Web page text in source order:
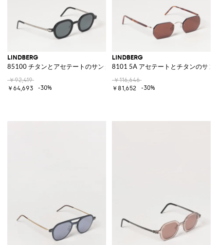
LINDBERG
85100 チタンとアセテートのサングラス
￥92,419
￥64,693
-30%
LINDBERG
8101 5A アセテートとチタンのサン
￥116,646
￥81,652
-30%